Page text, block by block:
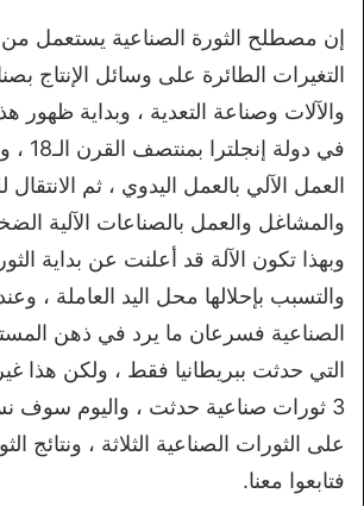
إن مصطلح الثورة الصناعية يستعمل من
التغيرات الطائرة على وسائل الإنتاج
والآلات وصناعة التعدية ، وبداية ظهور
في دولة
العمل الآلي بالعمل اليدوي ، ثم الانتقال
والمشاغل والعمل بالصناعات الآلية
وبهذا تكون الآلة قد أعلنت عن بداية
والتسبب بإحلالها محل اليد العاملة ،
الصناعية فسرعان ما يرد في ذهن
التي حدثت ببريطانيا فقط ، ولكن هذا
3 ثورات صناعية حدثت ، واليوم سوف
على الثورات الصناعية الثلاثة ، ونتائج
فتابعوا معنا.